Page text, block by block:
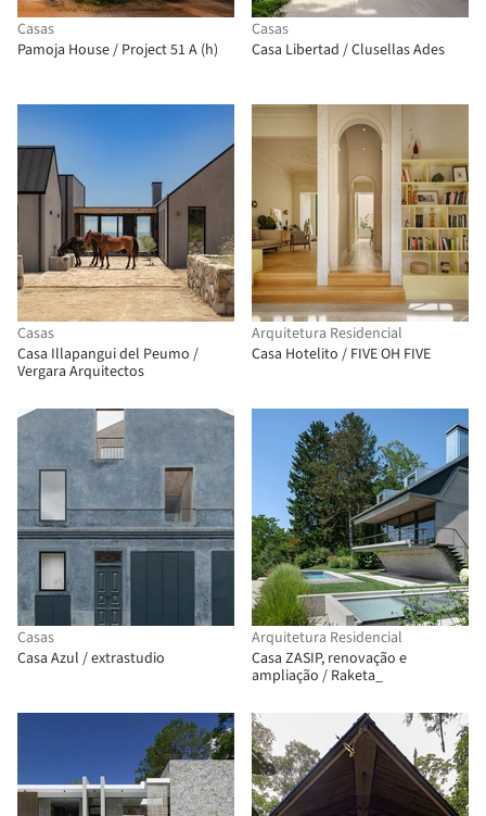
Casas
Pamoja House / Project 51 A (h)
Casas
Casa Libertad / Clusellas Ades
Casas
Casa Illapangui del Peumo /
Vergara Arquitectos
Arquitetura Residencial
Casa Hotelito / FIVE OH FIVE
Casas
Casa Azul / extrastudio
Arquitetura Residencial
Casa ZASIP, renovação e
ampliação / Raketa_